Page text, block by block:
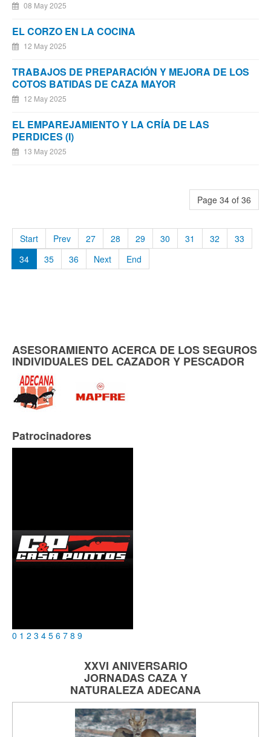
08 May 2025
EL CORZO EN LA COCINA
12 May 2025
TRABAJOS DE PREPARACIÓN Y MEJORA DE LOS
COTOS BATIDAS DE CAZA MAYOR
12 May 2025
EL EMPAREJAMIENTO Y LA CRÍA DE LAS
PERDICES (I)
13 May 2025
Page 34 of 36
Start Prev 27 28 29 30 31 32
33
34
35 36 Next End
ASESORAMIENTO ACERCA DE LOS SEGUROS
INDIVIDUALES DEL CAZADOR Y PESCADOR
Patrocinadores
0 1 2 3 4 5 6 7 8 9
XXVI ANIVERSARIO
JORNADASCAZA Y
NATURALEZAADECANA